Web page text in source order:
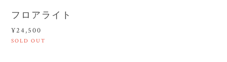
フロアライト
¥24,500
SOLD OUT